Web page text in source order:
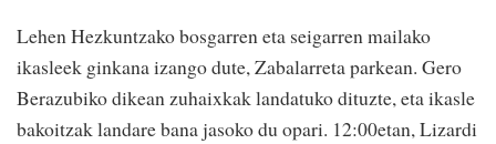
Lehen Hezkuntzako bosgarren eta seigarren mailako
ikasleek ginkana izango dute, Zabalarreta parkean. Gero
Berazubiko dikean zuhaixkak landatuko dituzte, eta ikasle
bakoitzak landare bana jasoko du opari. 12:00etan, Lizardi